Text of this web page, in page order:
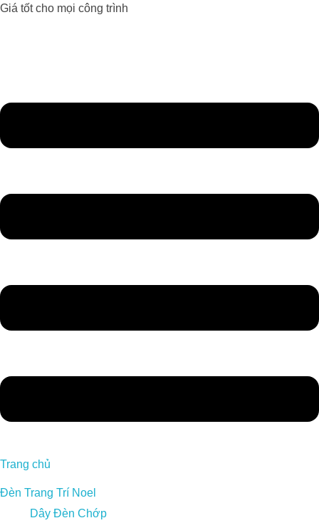
Giá tốt cho mọi công trình
Trang chủ
Đèn Trang Trí Noel
Dây Đèn Chớp